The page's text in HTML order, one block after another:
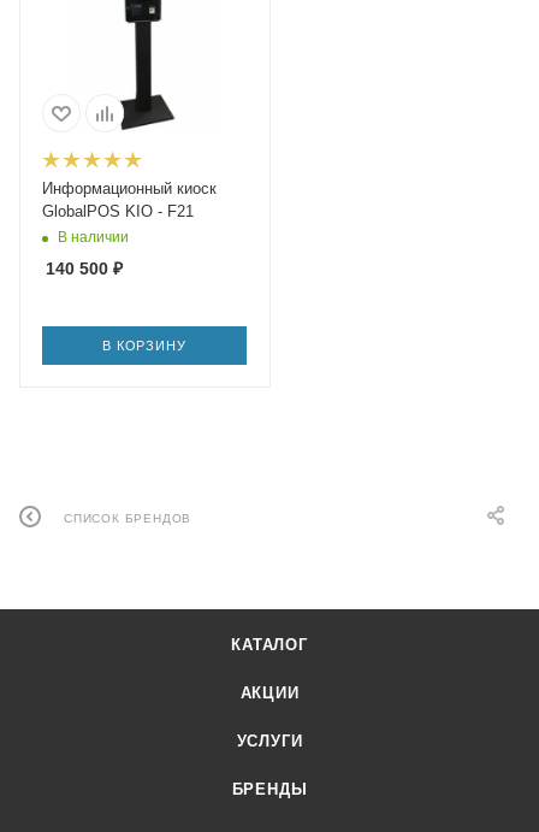
Информационный киоск
GlobalPOS KIO - F21
В наличии
140 500 ₽
В КОРЗИНУ
СПИСОК БРЕНДОВ
КАТАЛОГ
АКЦИИ
УСЛУГИ
БРЕНДЫ